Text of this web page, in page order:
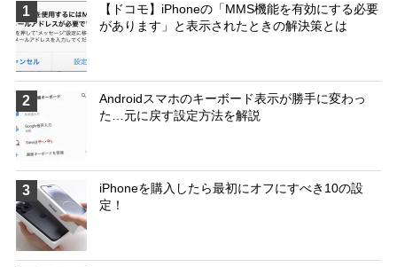
1
【ドコモ】iPhoneの「MMS機能を有効にする必要
があります」と表示されたときの解決策とは
2
Androidスマホのキーボード表示が勝手に変わっ
た…元に戻す設定方法を解説
3
iPhoneを購入したら最初にオフにすべき10の設
定！